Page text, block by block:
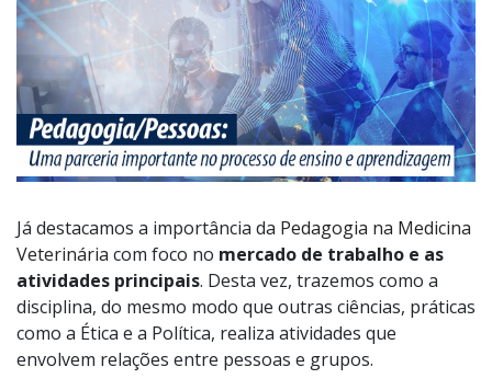
Já destacamos a importância da Pedagogia na Medicina
Veterinária com foco no mercado de trabalho e as
atividades principais. Desta vez, trazemos como a
disciplina, do mesmo modo que outras ciências, práticas
como a Ética e a Política, realiza atividades que
envolvem relações entre pessoas e grupos.